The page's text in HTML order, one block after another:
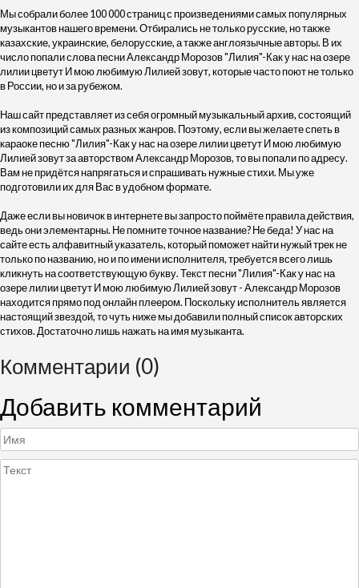
Мы собрали более 100 000 страниц с произведениями самых популярных
музыкантов нашего времени. Отбирались не только русские, но также
казахские, украинские, белорусские, а также англоязычные авторы. В их
число попали слова песни Александр Морозов "Лилия"-Как у нас на озере
лилии цветут И мою любимую Лилией зовут, которые часто поют не только
в России, но и за рубежом.
Наш сайт представляет из себя огромный музыкальный архив, состоящий
из композиций самых разных жанров. Поэтому, если вы желаете спеть в
караоке песню "Лилия"-Как у нас на озере лилии цветут И мою любимую
Лилией зовут за авторством Александр Морозов, то вы попали по адресу.
Вам не придётся напрягаться и спрашивать нужные стихи. Мы уже
подготовили их для Вас в удобном формате.
Даже если вы новичок в интернете вы запросто поймёте правила действия,
ведь они элементарны. Не помните точное название? Не беда! У нас на
сайте есть алфавитный указатель, который поможет найти нужый трек не
только по названию, но и по имени исполнителя, требуется всего лишь
кликнуть на соответствующую букву. Текст песни "Лилия"-Как у нас на
озере лилии цветут И мою любимую Лилией зовут - Александр Морозов
находится прямо под онлайн плеером. Поскольку исполнитель является
настоящий звездой, то чуть ниже мы добавили полный список авторских
стихов. Достаточно лишь нажать на имя музыканта.
Комментарии (0)
Добавить комментарий